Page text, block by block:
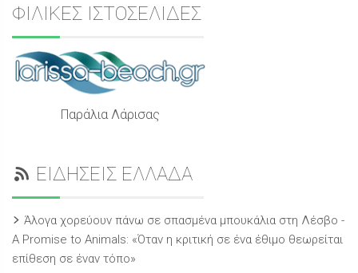
ΦΙΛΙΚΕΣ ΙΣΤΟΣΕΛΙΔΕΣ
Παράλια Λάρισας
ΕΙΔΗΣΕΙΣ ΕΛΛΑΔΑ
Άλογα χορεύουν πάνω σε σπασμένα μπουκάλια στη Λέσβο -
A Promise to Animals: «Όταν η κριτική σε ένα έθιμο θεωρείται
επίθεση σε έναν τόπο»